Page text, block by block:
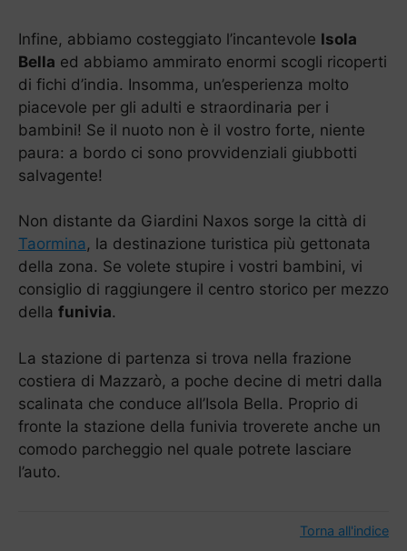
Infine, abbiamo costeggiato l’incantevole Isola
Bella ed abbiamo ammirato enormi scogli ricoperti
di fichi d’india. Insomma, un’esperienza molto
piacevole per gli adulti e straordinaria per i
bambini! Se il nuoto non è il vostro forte, niente
paura: a bordo ci sono provvidenziali giubbotti
salvagente!
Non distante da Giardini Naxos sorge la città di
Taormina , la destinazione turistica più gettonata
della zona. Se volete stupire i vostri bambini, vi
consiglio di raggiungere il centro storico per mezzo
della funivia.
La stazione di partenza si trova nella frazione
costiera di Mazzarò, a poche decine di metri dalla
scalinata che conduce all’Isola Bella. Proprio di
fronte la stazione della funivia troverete anche un
comodo parcheggio nel quale potrete lasciare
l’auto.
Torna all'indice